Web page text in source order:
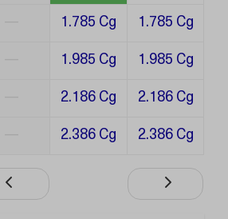
1.785 Cg 1.785 Cg
1.985 Cg 1.985 Cg
2.186 Cg 2.186 Cg
2.386 Cg 2.386 Cg